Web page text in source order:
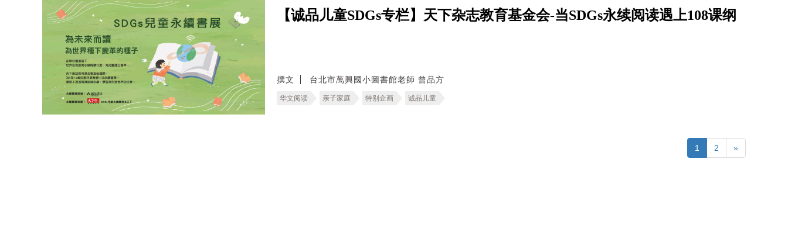
【诚品儿童SDGs专栏】天下杂志教育基金会-当SDGs永续阅读遇上108课纲
撰文 台北市萬興國小圖書館老師 曾品方
华文阅读 亲子家庭 特别企画 诚品儿童
1 2 »